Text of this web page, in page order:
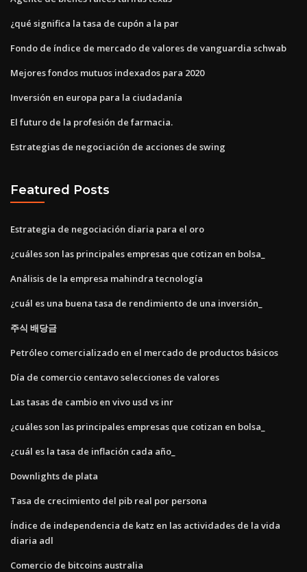
¿qué significa la tasa de cupón a la par
Fondo de índice de mercado de valores de vanguardia schwab
Mejores fondos mutuos indexados para 2020
Inversión en europa para la ciudadanía
El futuro de la profesión de farmacia.
Estrategias de negociación de acciones de swing
Featured Posts
Estrategia de negociación diaria para el oro
¿cuáles son las principales empresas que cotizan en bolsa_
Análisis de la empresa mahindra tecnología
¿cuál es una buena tasa de rendimiento de una inversión_
주식 배당금
Petróleo comercializado en el mercado de productos básicos
Día de comercio centavo selecciones de valores
Las tasas de cambio en vivo usd vs inr
¿cuáles son las principales empresas que cotizan en bolsa_
¿cuál es la tasa de inflación cada año_
Downlights de plata
Tasa de crecimiento del pib real por persona
Índice de independencia de katz en las actividades de la vida
diaria adl
Comercio de bitcoins australia